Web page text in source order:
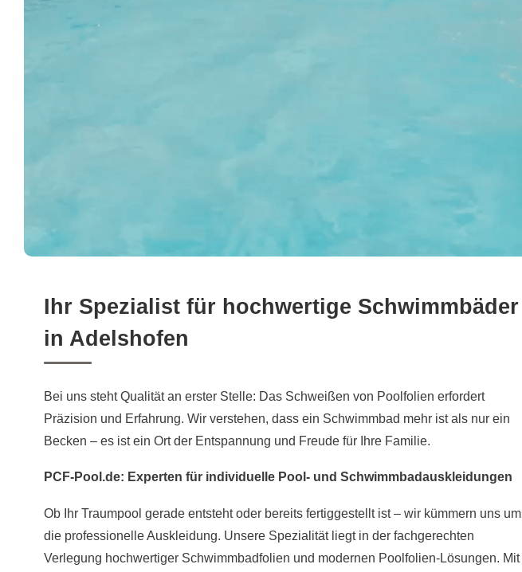
Ihr Spezialist für hochwertige Schwimmbäder
in Adelshofen
Bei uns steht Qualität an erster Stelle: Das Schweißen von Poolfolien erfordert
Präzision und Erfahrung. Wir verstehen, dass ein Schwimmbad mehr ist als nur ein
Becken – es ist ein Ort der Entspannung und Freude für Ihre Familie.
PCF-Pool.de: Experten für individuelle Pool- und Schwimmbadauskleidungen
Ob Ihr Traumpool gerade entsteht oder bereits fertiggestellt ist – wir kümmern uns um
die professionelle Auskleidung. Unsere Spezialität liegt in der fachgerechten
Verlegung hochwertiger Schwimmbadfolien und modernen Poolfolien-Lösungen. Mit